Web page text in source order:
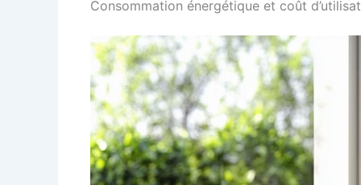
Consommation énergétique et coût